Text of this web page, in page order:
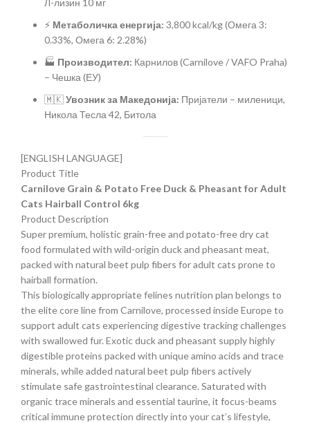
Л-лизин 10 мг
⚡ Метаболичка енергија: 3,800 kcal/kg (Омега 3:
0.33%, Омега 6: 2.28%)
🏭 Производител: Карнилов (Carnilove / VAFO Praha)
– Чешка (ЕУ)
🇲🇰Увозник за Македонија: Пријатели – миленици,
Никола Тесла 42, Битола
[ENGLISH LANGUAGE]
Product Title
Carnilove Grain & Potato Free Duck & Pheasant for Adult
Cats Hairball Control 6kg
Product Description
Super premium, holistic grain-free and potato-free dry cat
food formulated with wild-origin duck and pheasant meat,
packed with natural beet pulp fibers for adult cats prone to
hairball formation.
This biologically appropriate felines nutrition plan belongs to
the elite core line from Carnilove, processed inside Europe to
support adult cats experiencing digestive tracking challenges
with swallowed fur. Exotic duck and pheasant supply highly
digestible proteins packed with unique amino acids and trace
minerals, while added natural beet pulp fibers actively
stimulate safe gastrointestinal clearance. Saturated with
organic trace minerals and essential taurine, it focus-beams
critical immune protection directly into your cat’s lifestyle,